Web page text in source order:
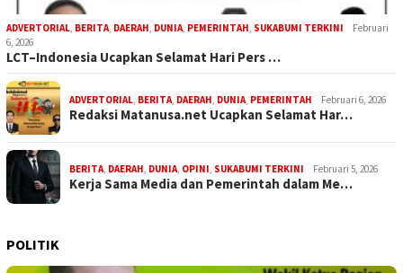
ADVERTORIAL, BERITA, DAERAH, DUNIA, PEMERINTAH, SUKABUMI TERKINI
Februari
6, 2026
LCT–Indonesia Ucapkan Selamat Hari Pers …
ADVERTORIAL, BERITA, DAERAH, DUNIA, PEMERINTAH Februari 6, 2026
Redaksi Matanusa.net Ucapkan Selamat Har…
BERITA, DAERAH, DUNIA, OPINI, SUKABUMI TERKINI Februari 5, 2026
Kerja Sama Media dan Pemerintah dalam Me…
POLITIK